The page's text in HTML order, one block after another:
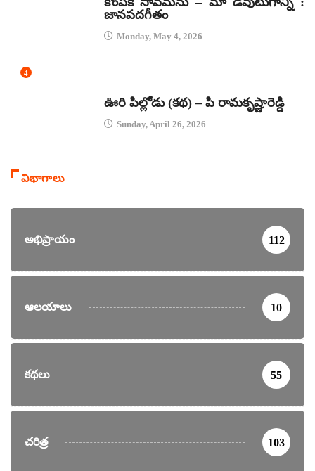
జానపదగీతం
Monday, May 4, 2026
4
ఊరి పిల్లోడు (కథ) – పి రామకృష్ణారెడ్డి
Sunday, April 26, 2026
విభాగాలు
అభిప్రాయం 112
ఆలయాలు 10
కథలు 55
చరిత్ర 103